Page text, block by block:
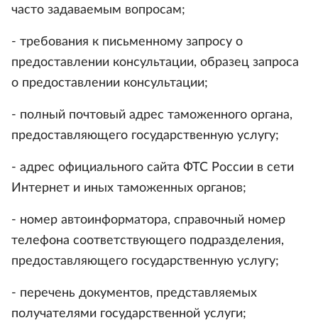
часто задаваемым вопросам;
- требования к письменному запросу о
предоставлении консультации, образец запроса
о предоставлении консультации;
- полный почтовый адрес таможенного органа,
предоставляющего государственную услугу;
- адрес официального сайта ФТС России в сети
Интернет и иных таможенных органов;
- номер автоинформатора, справочный номер
телефона соответствующего подразделения,
предоставляющего государственную услугу;
- перечень документов, представляемых
получателями государственной услуги;